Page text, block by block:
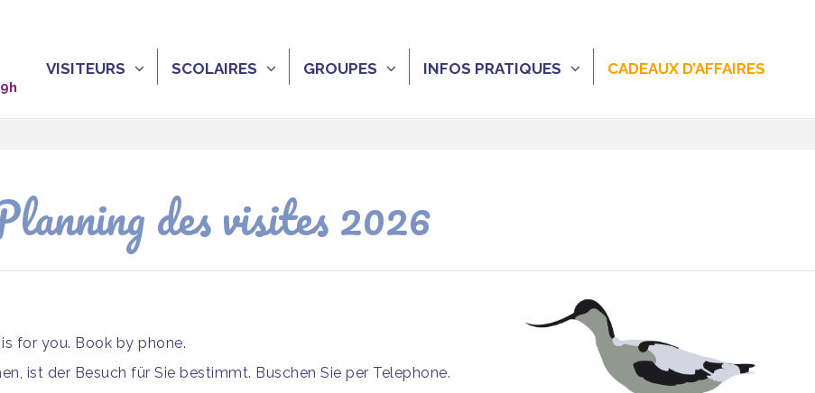
VISITEURS SCOLAIRES GROUPES INFOS PRATIQUES CADEAUX D’AFFAIRES
des visites 2026
for you. Book by phone.
ist der Besuch für Sie bestimmt. Buschen Sie per Telephone.